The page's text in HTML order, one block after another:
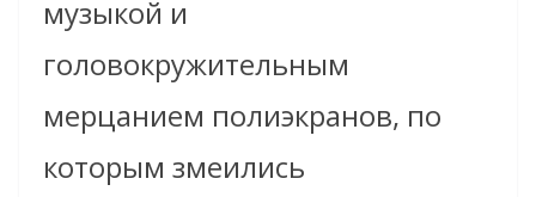
музыкой и
головокружительным
мерцанием полиэкранов, по
которым змеились